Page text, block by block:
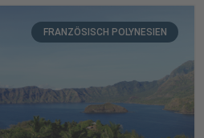
FRANZÖSISCH POLYNESIEN